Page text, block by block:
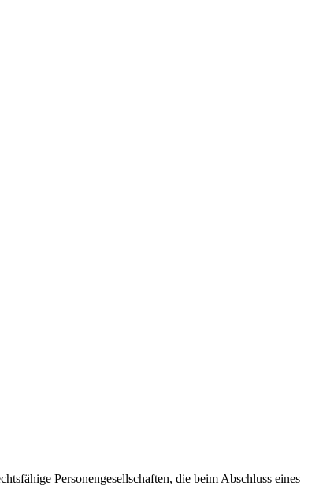
Personengesellschaften, die beim Abschluss eines